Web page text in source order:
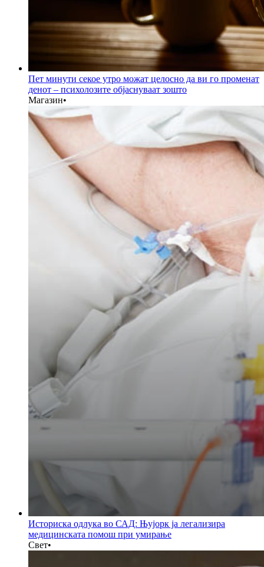
Пет минути секое утро можат целосно да ви го променат
денот – психолозите објаснуваат зошто
Магазин•
Историска одлука во САД: Њујорк ја легализира
медицинската помош при умирање
Свет•